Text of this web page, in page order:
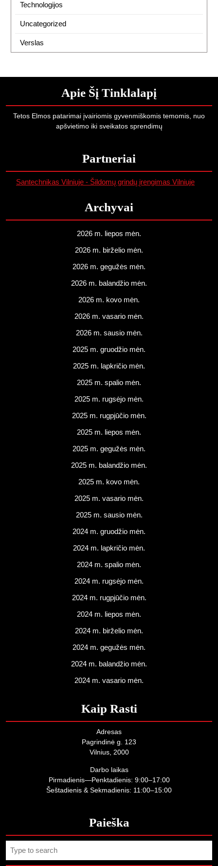
Technologijos
Uncategorized
Verslas
Apie Šį Tinklalapį
Tetos Elmos patarimai įvairiomis gyvenmiškomis temomis, nuo
apšvietimo iki sveikatos sprendimų
Partneriai
Santechnikas Vilniuje - Šildomų grindų įrengimas Vilniuje
Archyvai
2026 m. liepos mėn.
2026 m. birželio mėn.
2026 m. gegužės mėn.
2026 m. balandžio mėn.
2026 m. kovo mėn.
2026 m. vasario mėn.
2026 m. sausio mėn.
2025 m. gruodžio mėn.
2025 m. lapkričio mėn.
2025 m. spalio mėn.
2025 m. rugsėjo mėn.
2025 m. rugpjūčio mėn.
2025 m. liepos mėn.
2025 m. gegužės mėn.
2025 m. balandžio mėn.
2025 m. kovo mėn.
2025 m. vasario mėn.
2025 m. sausio mėn.
2024 m. gruodžio mėn.
2024 m. lapkričio mėn.
2024 m. spalio mėn.
2024 m. rugsėjo mėn.
2024 m. rugpjūčio mėn.
2024 m. liepos mėn.
2024 m. birželio mėn.
2024 m. gegužės mėn.
2024 m. balandžio mėn.
2024 m. vasario mėn.
Kaip Rasti
Adresas
Pagrindinė g. 123
Vilnius, 2000
Darbo laikas
Pirmadienis—Penktadienis: 9:00–17:00
Šeštadienis & Sekmadienis: 11:00–15:00
Paieška
for: